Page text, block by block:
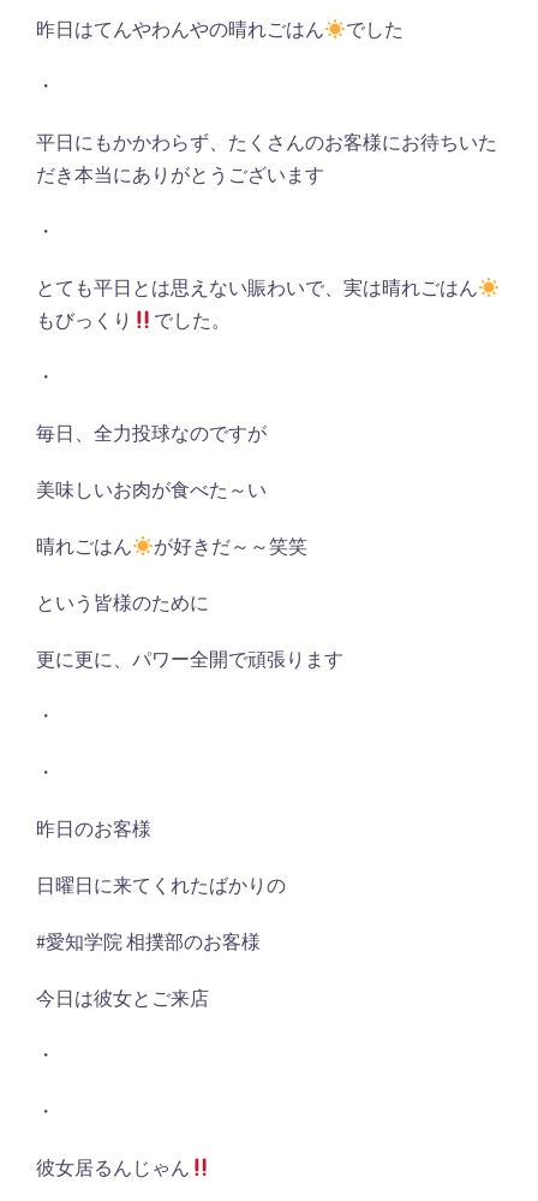
昨日はてんやわんやの晴れごはん でした
・
平日にもかかわらず、たくさんのお客様にお待ちいた
だき本当にありがとうございます
・
とても平日とは思えない賑わいで、実は晴れごはん
もびっくり
でした。
・
毎日、全力投球なのですが
美味しいお肉が食べた～い
晴れごはん が好きだ～～笑笑
という皆様のために
更に更に、パワー全開で頑張ります
・
・
昨日のお客様
日曜日に来てくれたばかりの
#愛知学院 相撲部のお客様
今日は彼女とご来店
・
・
彼女居るんじゃん